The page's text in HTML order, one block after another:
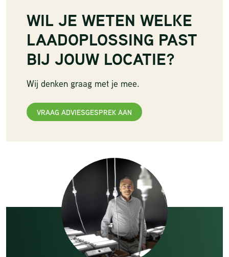
WIL JE WETEN WELKE
LAADOPLOSSING PAST
BIJ JOUW LOCATIE?
Wij denken graag met je mee.
VRAAG ADVIESGESPREK AAN